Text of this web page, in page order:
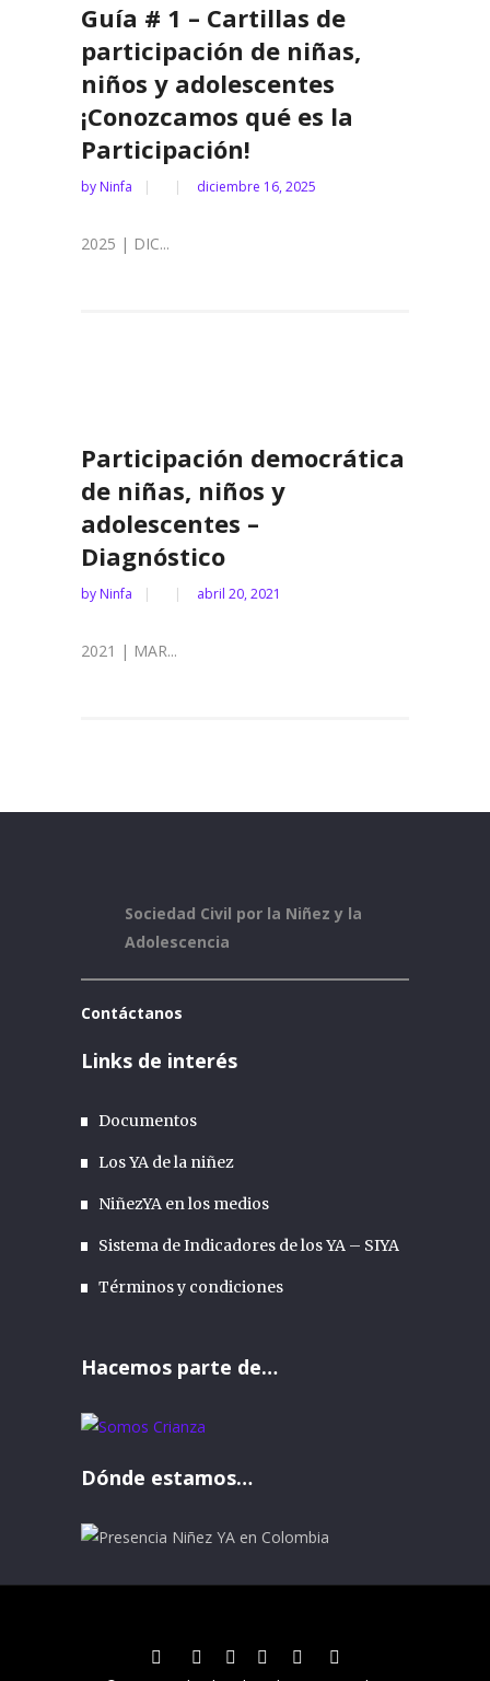
Guía # 1 – Cartillas de
participación de niñas,
niños y adolescentes
¡Conozcamos qué es la
Participación!
by Ninfa diciembre 16, 2025
2025 | DIC...
Participación democrática
de niñas, niños y
adolescentes –
Diagnóstico
by Ninfa abril 20, 2021
2021 | MAR...
Sociedad Civil por la Niñez y la
Adolescencia
Contáctanos
Links de interés
Documentos
Los YA de la niñez
NiñezYA en los medios
Sistema de Indicadores de los YA – SIYA
Términos y condiciones
Hacemos parte de…
Dónde estamos…